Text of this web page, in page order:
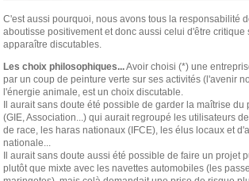
C'est aussi pourquoi, nous avons tous la responsabilité
aboutisse positivement et donc aussi celui d'être
apparaître discutables.
Les choix philosophiques...Avoir choisi (*) une
par un coup de peinture verte sur ses activités (l'avenir
l'énergie animale, est un choix discutable.
Il aurait sans doute été possible de garder la maîtrise
(GIE, Association...) qui aurait regroupé les utilisateurs
de race, les haras nationaux (IFCE), les élus locaux et
nationale...
Il aurait sans doute aussi été possible de faire un projet
plutôt que mixte avec les navettes automobiles (les